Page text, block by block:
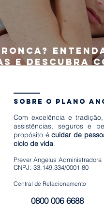
e descubra
sobre o plano
Com excelência e
assistências, seguros e
propósito écuidar de
ciclo de vida.
Prever Angelus Administradora
CNPJ: 33.149.334/0001-80
Central de Relacionamento
0800 006 6688